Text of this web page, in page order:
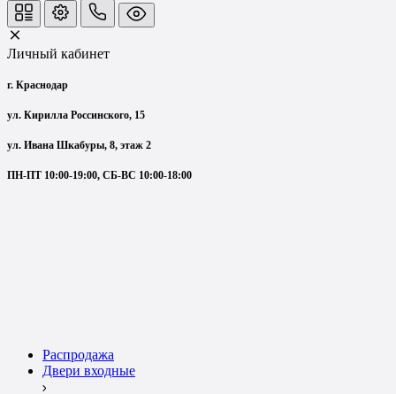
Личный кабинет
г. Краснодар
ул. Кирилла Россинского, 15
ул. Ивана Шкабуры, 8, этаж 2
ПН-ПТ 10:00-19:00, СБ-ВС 10:00-18:00
Распродажа
Двери входные